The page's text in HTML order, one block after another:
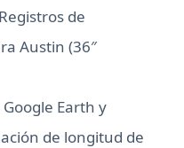
Registros de
Austin (36″
Google Earth y
de longitud de